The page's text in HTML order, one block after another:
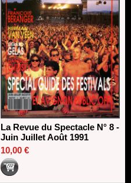
La Revue du Spectacle N° 8 -
Juin Juillet Août 1991
10,00 €